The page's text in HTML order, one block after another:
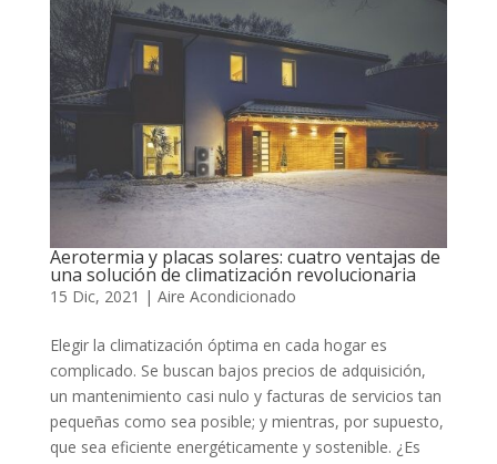
Aerotermia y placas solares: cuatro ventajas de
una solución de climatización revolucionaria
15 Dic, 2021 | Aire Acondicionado
Elegir la climatización óptima en cada hogar es
complicado. Se buscan bajos precios de adquisición,
un mantenimiento casi nulo y facturas de servicios tan
pequeñas como sea posible; y mientras, por supuesto,
que sea eficiente energéticamente y sostenible. ¿Es